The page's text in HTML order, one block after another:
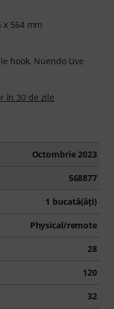
x 564 mm
hook, Nuendo Live
în 30 de zile
Octombrie 2023
568877
1 bucată(ăţi)
Physical/remote
28
120
32